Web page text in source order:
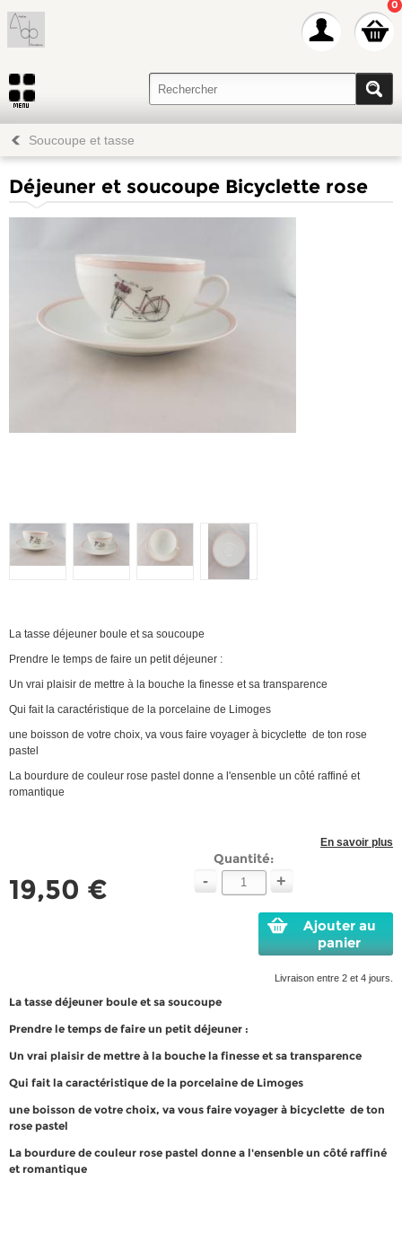
0
Soucoupe et tasse
Déjeuner et soucoupe Bicyclette rose
La tasse déjeuner boule et sa soucoupe
Prendre le temps de faire un petit déjeuner :
Un vrai plaisir de mettre à la bouche la finesse et sa transparence
Qui fait la caractéristique de la porcelaine de Limoges
une boisson de votre choix, va vous faire voyager à bicyclette de ton rose
pastel
La bourdure de couleur rose pastel donne a l'ensenble un côté raffiné et
romantique
En savoir plus
19,50 €
Quantité:
- +
Ajouter au
panier
Livraison entre 2 et 4 jours.
La tasse déjeuner boule et sa soucoupe
Prendre le temps de faire un petit déjeuner :
Un vrai plaisir de mettre à la bouche la finesse et sa transparence
Qui fait la caractéristique de la porcelaine de Limoges
une boisson de votre choix, va vous faire voyager à bicyclette de ton
rose pastel
La bourdure de couleur rose pastel donne a l'ensenble un côté raffiné
et romantique